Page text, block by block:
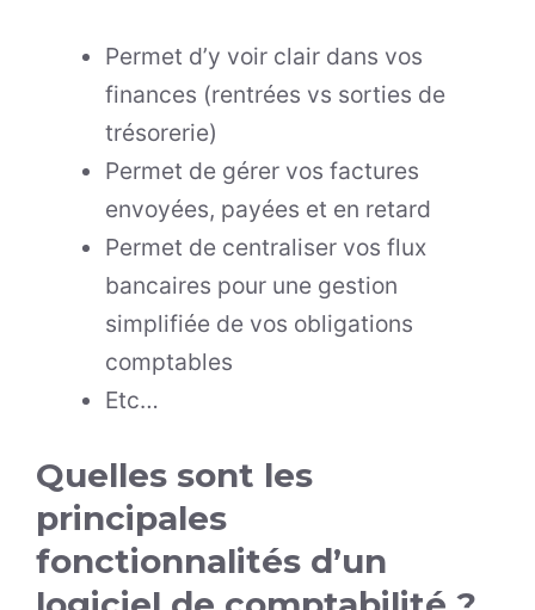
Permet d’y voir clair dans vos
finances (rentrées vs sorties de
trésorerie)
Permet de gérer vos factures
envoyées, payées et en retard
Permet de centraliser vos flux
bancaires pour une gestion
simplifiée de vos obligations
comptables
Etc…
Quelles sont les
principales
fonctionnalités d’un